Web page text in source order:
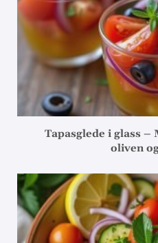
Tapasglede i glass
oliven